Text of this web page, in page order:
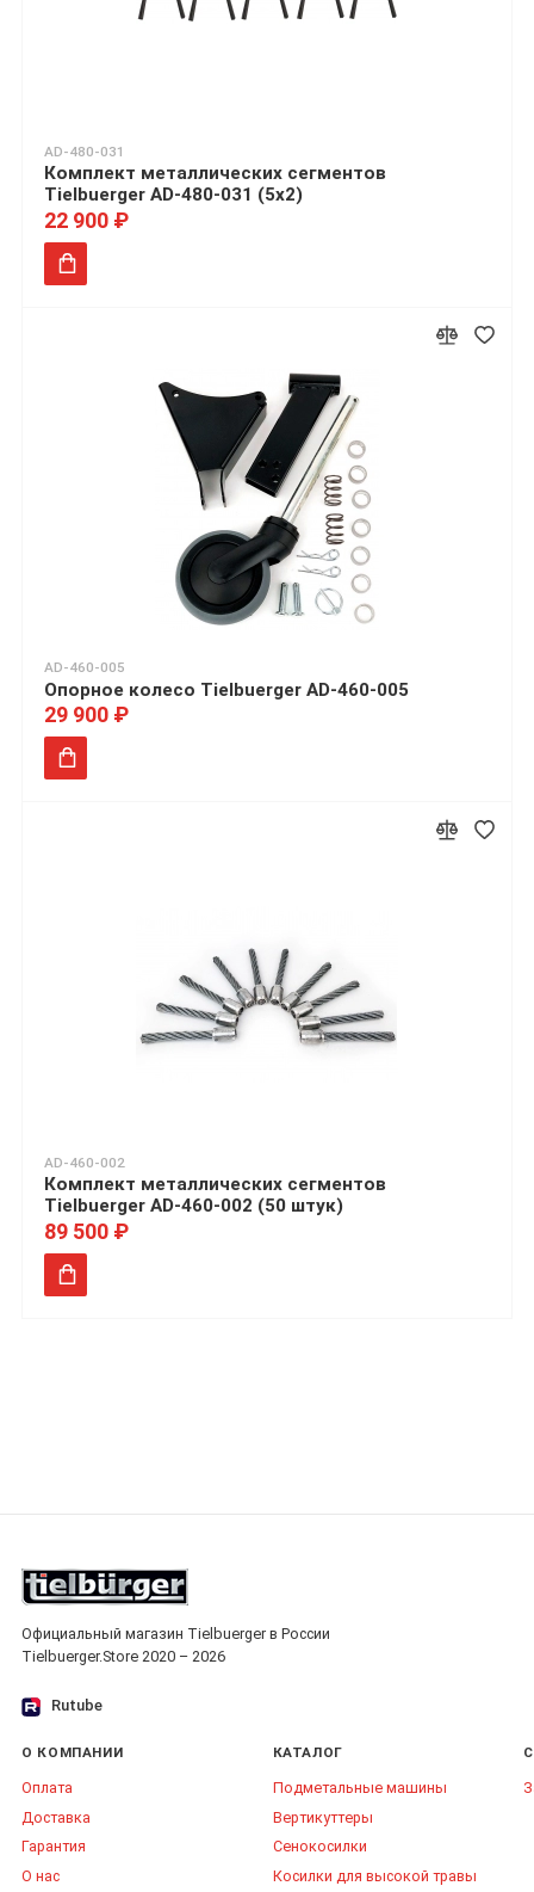
AD-480-031
Комплект металлических сегментов
Tielbuerger AD-480-031 (5x2)
22 900 ₽
AD-460-005
Опорное колесо Tielbuerger AD-460-005
29 900 ₽
AD-460-002
Комплект металлических сегментов
Tielbuerger AD-460-002 (50 штук)
89 500 ₽
Официальный магазин Tielbuerger в России
Tielbuerger.Store 2020 – 2026
Rutube
О КОМПАНИИ
Оплата
Доставка
Гарантия
О нас
КАТАЛОГ
Подметальные машины
Вертикуттеры
Сенокосилки
Косилки для высокой травы